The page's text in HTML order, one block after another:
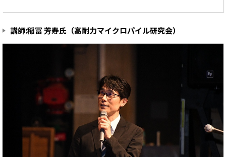
講師:稲冨 芳寿氏（高耐力マイクロパイル研究会）